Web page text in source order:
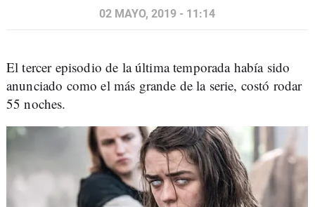
02 MAYO, 2019 - 11:14
El tercer episodio de la última temporada había sido
anunciado como el más grande de la serie, costó rodar
55 noches.